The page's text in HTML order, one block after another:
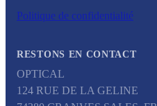
Politique de confidentialité
RESTONS EN CONTACT
OPTICAL
124 RUE DE LA GELINE